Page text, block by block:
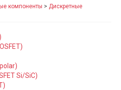
компоненты > Дискретные
Si/SiC)